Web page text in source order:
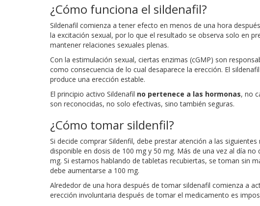
¿Cómo funciona el sildenafil?
Sildenafil comienza a tener efecto en menos de una hora
la excitación sexual, por lo que el resultado se observa solo en
mantener relaciones sexuales plenas.
Con la estimulación sexual, ciertas enzimas (cGMP) son
como consecuencia de lo cual desaparece la erección. El
produce una erección estable.
El principio activo Sildenafil no pertenece a las hormonas, no
son reconocidas, no solo efectivas, sino también seguras.
¿Cómo tomar sildenfil?
Si decide comprar Sildenfil, debe prestar atención a las
disponible en dosis de 100 mg y 50 mg. Más de una vez al día
mg. Si estamos hablando de tabletas recubiertas, se toman sin
debe aumentarse a 100 mg.
Alrededor de una hora después de tomar sildenafil comienza a
erección involuntaria después de tomar el medicamento es